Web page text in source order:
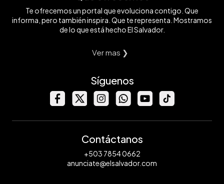
Te ofrecemos un portal que evoluciona contigo. Que
informa, pero también inspira. Que te representa. Mostramos
de lo que está hecho El Salvador.
Ver mas ❯
Síguenos
Contáctanos
+503 7854 0662
anunciate@elsalvador.com